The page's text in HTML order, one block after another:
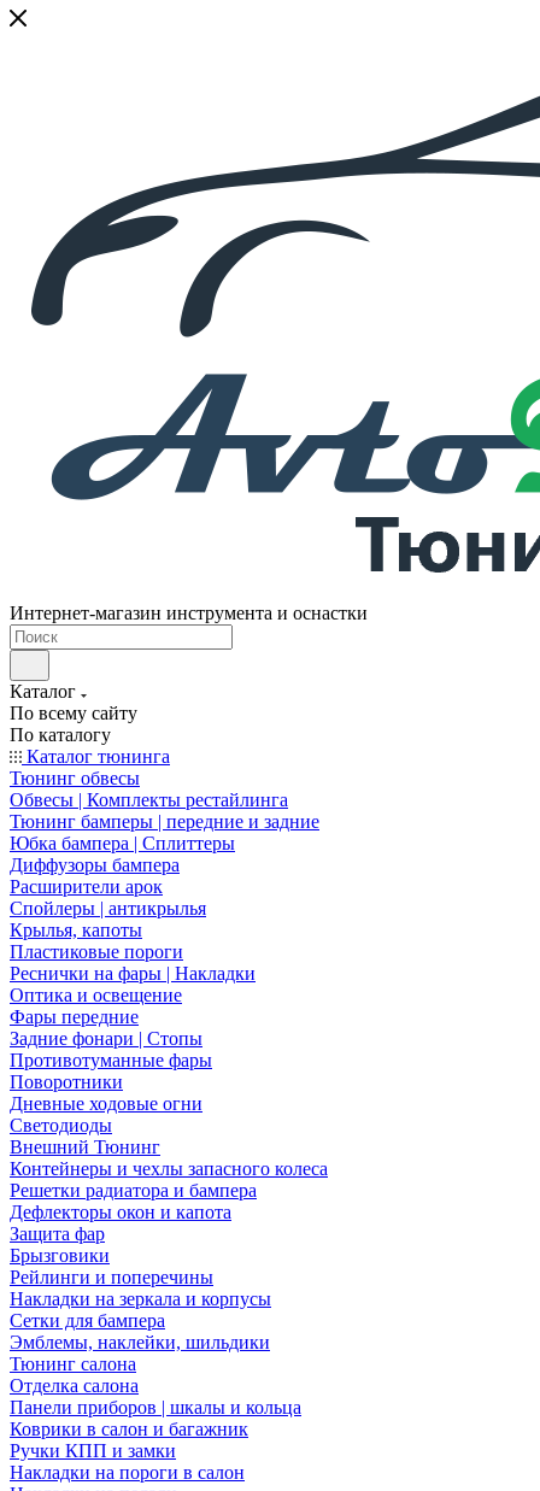
Интернет-магазин инструмента и оснастки
Каталог
По всему сайту
По каталогу
Каталог тюнинга
Тюнинг обвесы
Обвесы | Комплекты рестайлинга
Тюнинг бамперы | передние и задние
Юбка бампера | Сплиттеры
Диффузоры бампера
Расширители арок
Спойлеры | антикрылья
Крылья, капоты
Пластиковые пороги
Реснички на фары | Накладки
Оптика и освещение
Фары передние
Задние фонари | Стопы
Противотуманные фары
Поворотники
Дневные ходовые огни
Светодиоды
Внешний Тюнинг
Контейнеры и чехлы запасного колеса
Решетки радиатора и бампера
Дефлекторы окон и капота
Защита фар
Брызговики
Рейлинги и поперечины
Накладки на зеркала и корпусы
Сетки для бампера
Эмблемы, наклейки, шильдики
Тюнинг салона
Отделка салона
Панели приборов | шкалы и кольца
Коврики в салон и багажник
Ручки КПП и замки
Накладки на пороги в салон